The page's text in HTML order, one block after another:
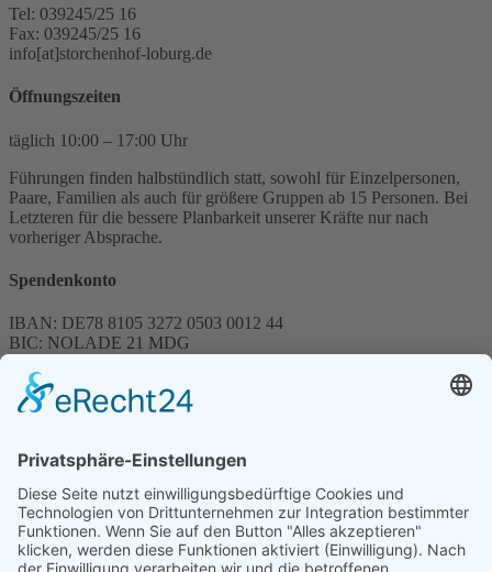
Tel: 039245/25 16
Fax: 039245/25 16
info[at]storchenhof-loburg.de
Öffnungszeiten
täglich 10:00 – 17:00 Uhr
Führungen finden halbstündlich statt, sowohl für Einzelpersonen,
Paare, Familien als auch für größere Gruppen ab 15 Personen. Bei
Letzteren für die bessere Planbarkeit unserer Kräfte nur nach
vorheriger Absprache.
Spendenkonto
IBAN: DE78 8105 3272 0503 0012 44
BIC: NOLADE 21 MDG
Spenden können steuerlich abgesetzt werden
Förderung
© 1987 – 2025